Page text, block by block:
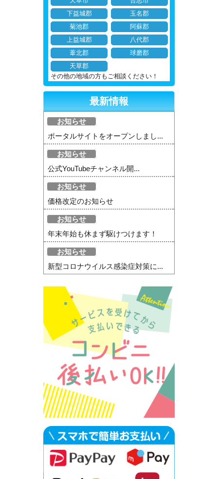
下益城郡
玉名郡
菊池郡
阿蘇郡
上益城郡
八代郡
葦北郡
球磨郡
天草郡
その他の地域の方もご相談ください！
最新情報
お知らせ
ポータルサイトをオープンしまし...
お知らせ
公式YouTubeチャンネル開...
お知らせ
価格改定のお知らせ
お知らせ
年末年始も休まず駆けつけます！
お知らせ
新型コロナウイルス感染症対策に...